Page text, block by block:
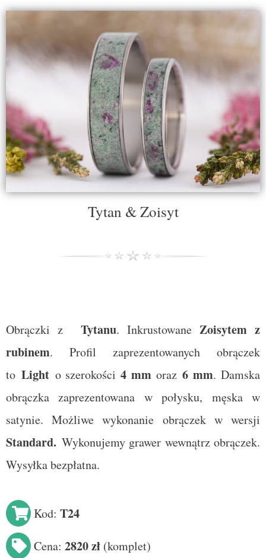
Tytan & Zoisyt
Obrączki z Tytanu. Inkrustowane Zoisytem z
rubinem. Profil zaprezentowanych obrączek
to Lighto szerokości4 mmoraz6 mm. Damska
obrączka zaprezentowana w połysku, męska w
satynie. Możliwe wykonanie obrączek w wersji
Standard. Wykonujemy grawer wewnątrz obrączek.
Wysyłka bezpłatna.
Kod: T24
Cena: 2820 zł (komplet)